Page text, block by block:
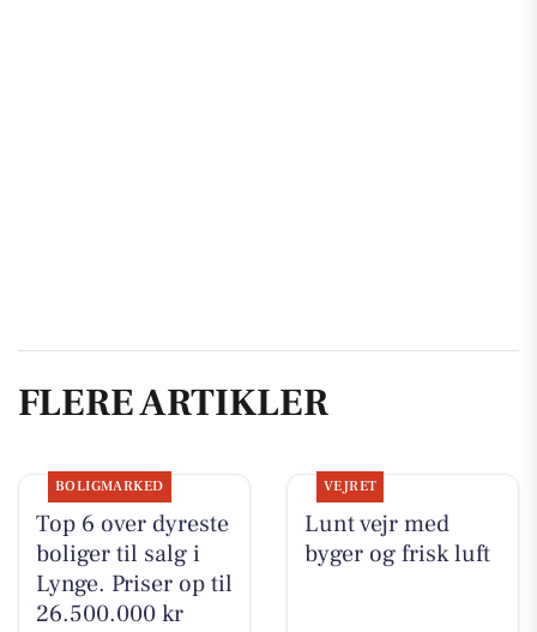
FLERE ARTIKLER
BOLIGMARKED
Top 6 over dyreste
boliger til salg i
Lynge. Priser op til
26.500.000 kr
VEJRET
Lunt vejr med
byger og frisk luft